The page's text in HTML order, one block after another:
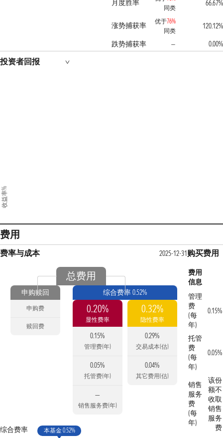
月度胜率
同类
66.67%
涨势捕获率 优于76%
同类
120.12%
跌势捕获率
— 0.00%
投资者回报
收益率%
费用
费率与成本 2025-12-31
总费用
申购赎回
申购费
赎回费
综合费率 0.52%
0.20%
显性费率
0.15%
管理费(年)
0.05%
托管费(年)
—
销售服务费(年)
0.32%
隐性费率
0.29%
交易成本(估)
0.04%
其它费用(估)
综合费率 本基金 0.52%
购买费用
费用
信息
管理
费
(每
年)
0.15%
托管
费
(每
年)
0.05%
销售
服务
费
(每
年)
该份
额不
收取
销售
服务
费